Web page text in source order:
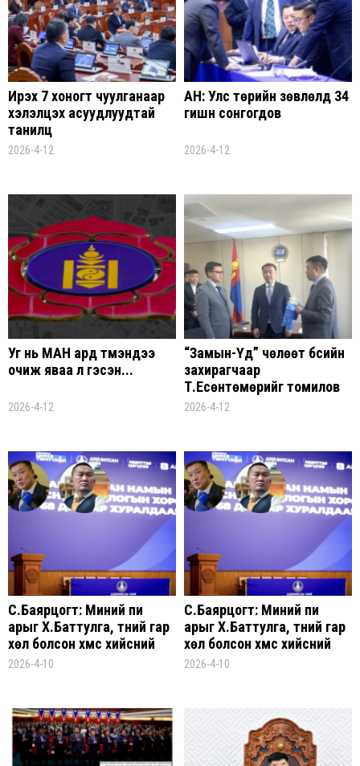
Ирэх 7 хоногт чуулганаар
хэлэлцэх асуудлуудтай
танилц
2026-4-12
АН: Улс төрийн зөвлөлд 34
гишүүн сонгогдов
2026-4-12
Уг нь МАН ард түмэндээ
очиж яваа л гэсэн...
2026-4-12
“Замын-Үүд” чөлөөт бүсийн
захирагчаар
Т.Есөнтөмөрийг томилов
2026-4-12
С.Баярцогт: Миний пи
арыг Х.Баттулга, түүний гар
хөл болсон хүмүүс хийсний
уршгаар намайг шууд
2026-4-10
С.Баярцогт: Миний пи
арыг Х.Баттулга, түүний гар
хөл болсон хүмүүс хийсний
уршгаар намайг шууд
2026-4-10